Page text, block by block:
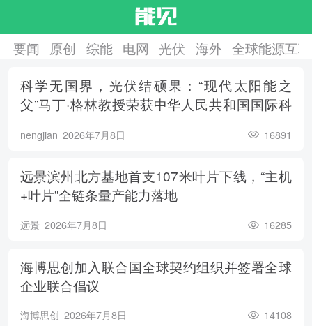
要闻 原创 综能 电网 光伏 海外 全球能源互
科学无国界，光伏结硕果：“现代太阳能之
父”马丁·格林教授荣获中华人民共和国国际科
nengjian 2026年7月8日 16891
远景滨州北方基地首支107米叶片下线，“主机
+叶片”全链条量产能力落地
远景 2026年7月8日 16285
海博思创加入联合国全球契约组织并签署全球
企业联合倡议
海博思创 2026年7月8日 14108